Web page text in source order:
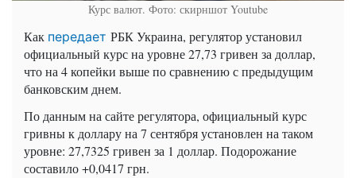
Курс валют. Фото: скирншот Youtube
Как передает РБК Украина, регулятор установил
официальный курс на уровне 27,73 гривен за доллар,
что на 4 копейки выше по сравнению с предыдущим
банковским днем.
По данным на сайте регулятора, официальный курс
гривны к доллару на 7 сентября установлен на таком
уровне: 27,7325 гривен за 1 доллар. Подорожание
составило +0,0417 грн.